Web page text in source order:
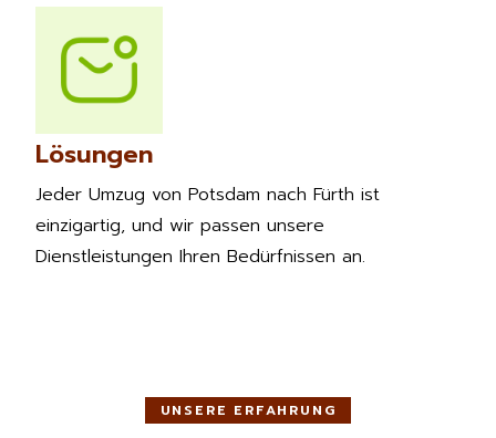
Lösungen
Jeder Umzug von Potsdam nach Fürth ist
einzigartig, und wir passen unsere
Dienstleistungen Ihren Bedürfnissen an.
UNSERE ERFAHRUNG